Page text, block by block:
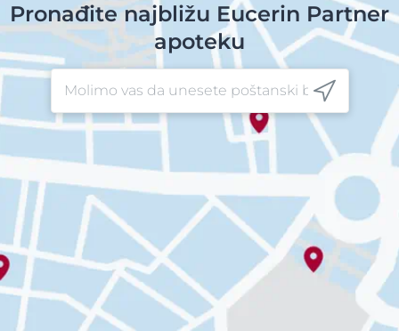
Pronađite najbližu Eucerin Partner
apoteku